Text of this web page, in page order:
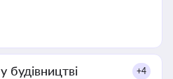
будівництві +4